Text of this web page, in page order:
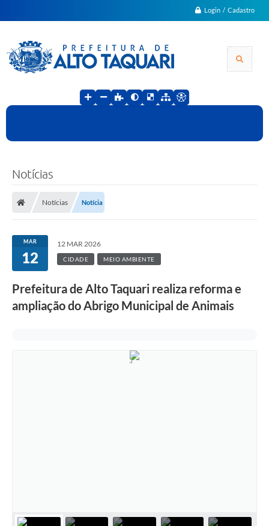
Login / Cadastro
Notícias
Notícias Notícia
MAR
12
12 MAR 2026
CIDADE MEIO AMBIENTE
Prefeitura de Alto Taquari realiza reforma e
ampliação do Abrigo Municipal de Animais